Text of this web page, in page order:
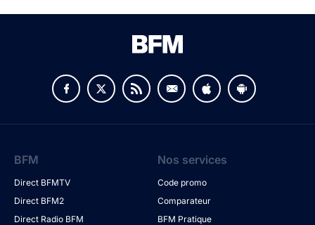
BFM
Direct BFMTV
Direct BFM2
Direct Radio BFM
Nos services
Code promo
Comparateur
BFM Pratique